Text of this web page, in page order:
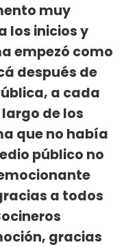
muy
los inicios y
empezó como
después de
a cada
de los
que no había
público no
a todos
gracias